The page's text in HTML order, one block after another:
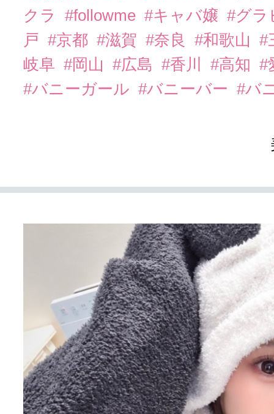
クラ
#followme #キャバ嬢 #グ
戸 #京都 #滋賀 #奈良 #和歌山
#
岐阜 #岡山 #広島 #香川 #高知 #
#バニーガール #バニーバー #バ